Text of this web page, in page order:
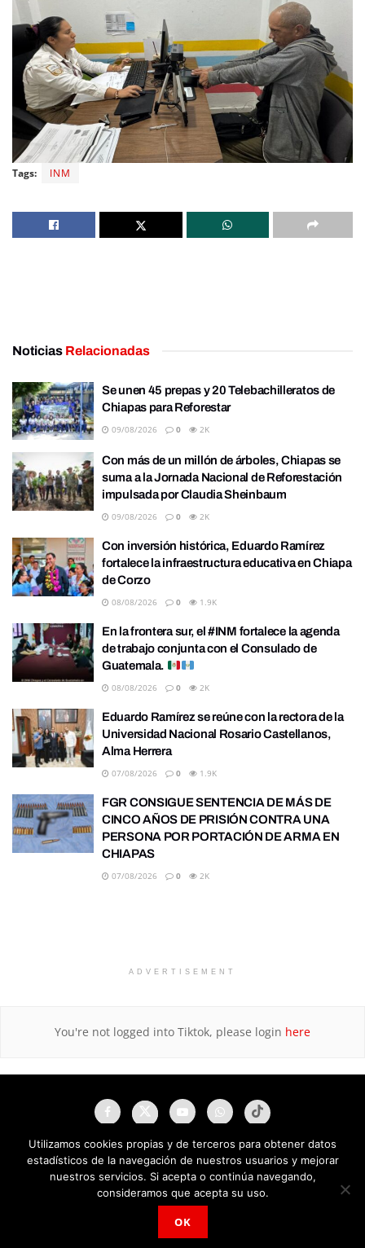
Tags: INM
Noticias Relacionadas
Se unen 45 prepas y 20 Telebachilleratos de
Chiapas para Reforestar
09/08/2026 0 2K
Con más de un millón de árboles, Chiapas se
suma a la Jornada Nacional de Reforestación
impulsada por Claudia Sheinbaum
09/08/2026 0 2K
Con inversión histórica, Eduardo Ramírez
fortalece la infraestructura educativa en Chiapa
de Corzo
08/08/2026 0 1.9K
En la frontera sur, el #INM fortalece la agenda
de trabajo conjunta con el Consulado de
Guatemala.
08/08/2026 0 2K
Eduardo Ramírez se reúne con la rectora de la
Universidad Nacional Rosario Castellanos,
Alma Herrera
07/08/2026 0 1.9K
FGR CONSIGUE SENTENCIA DE MÁS DE
CINCO AÑOS DE PRISIÓN CONTRA UNA
PERSONA POR PORTACIÓN DE ARMA EN
CHIAPAS
07/08/2026 0 2K
ADVERTISEMENT
You're not logged into Tiktok, please login here
NAU Noticias A Tiempo Universales © 2025
Utilizamos cookies propias y de terceros para obtener datos
estadísticos de la navegación de nuestros usuarios y mejorar
nuestros servicios. Si acepta o continúa navegando,
consideramos que acepta su uso.
OK